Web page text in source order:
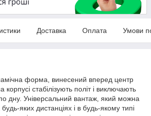
Доставка Оплата Умови
форма, винесений вперед центр
корпусі стабілізують політ і виключають
дну. Універсальний вантаж, який можна
яких дистанціях і в будь-якому типі